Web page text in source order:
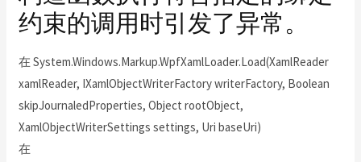
约束的调用时引发了异常。
在 System.Windows.Markup.WpfXamlLoader.Load(XamlReader
xamlReader, IXamlObjectWriterFactory writerFactory, Boolean
skipJournaledProperties, Object rootObject,
XamlObjectWriterSettings settings, Uri baseUri)
在